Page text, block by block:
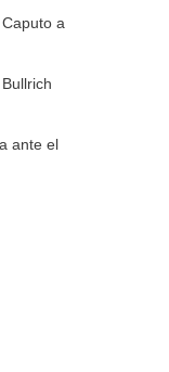
a
ante el